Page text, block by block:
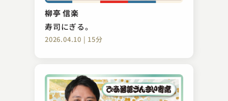
柳亭 信楽
寿司にぎる。
2026.04.10 | 15分
犬の目
2025.05.01 | 14分